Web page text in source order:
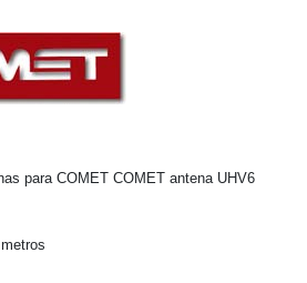
para COMET COMET antena UHV6